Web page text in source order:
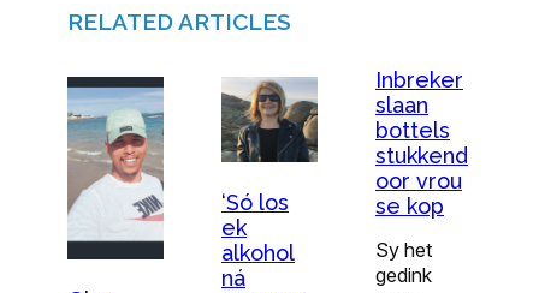
RELATED ARTICLES
‘Só los
ek
alkohol
ná
Inbreker
slaan
bottels
stukkend
oor vrou
se kop
Sy het
gedink